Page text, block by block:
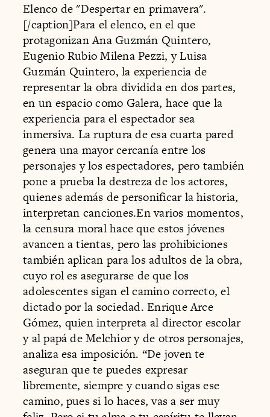
Elenco de "Despertar en primavera".
[/caption]Para el elenco, en el que
protagonizan Ana Guzmán Quintero,
Eugenio Rubio Milena Pezzi, y Luisa
Guzmán Quintero, la experiencia de
representar la obra dividida en dos partes,
en un espacio como Galera, hace que la
experiencia para el espectador sea
inmersiva. La ruptura de esa cuarta pared
genera una mayor cercanía entre los
personajes y los espectadores, pero también
pone a prueba la destreza de los actores,
quienes además de personificar la historia,
interpretan canciones.En varios momentos,
la censura moral hace que estos jóvenes
avancen a tientas, pero las prohibiciones
también aplican para los adultos de la obra,
cuyo rol es asegurarse de que los
adolescentes sigan el camino correcto, el
dictado por la sociedad. Enrique Arce
Gómez, quien interpreta al director escolar
y al papá de Melchior y de otros personajes,
analiza esa imposición. “De joven te
aseguran que te puedes expresar
libremente, siempre y cuando sigas ese
camino, pues si lo haces, vas a ser muy